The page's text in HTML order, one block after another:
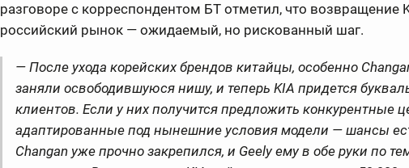
разговоре с корреспондентом БТ отметил, что возвращение
российский рынок — ожидаемый, но рискованный шаг.
— После ухода корейских брендов китайцы, особенно
заняли освободившуюся нишу, и теперь KIA придется
клиентов. Если у них получится предложить конкурентные
адаптированные под нынешние условия модели — шансы
Changan уже прочно закрепился, и Geely ему в обе руки по